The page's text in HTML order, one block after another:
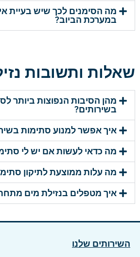
מה הסימנים לכך שיש בעיית
במערכת הביוב?
שאלות ותשובות
מהן הסיבות הנפוצות ביותר
בשירותים?
איך אפשר למנוע סתימות
מה כדאי לעשות אם יש לי
מה עלות ממוצעת לתיקון
איך מטפלים בנזילת מים מתחת
השירותים שלנו